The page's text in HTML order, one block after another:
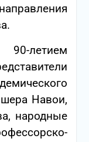
летием
Навои,
народные